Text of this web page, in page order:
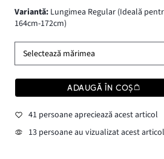
variantă: Lungimea Regular (Ideală
164cm-172cm)
Selectează mărimea
ADAUGĂ ÎN COȘ
41 persoane apreciează acest articol
13 persoane au vizualizat acest